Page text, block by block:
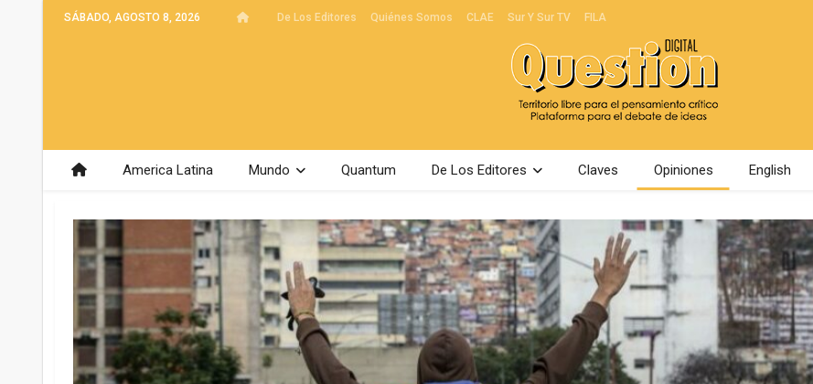
SÁBADO, AGOSTO 8, 2026 De Los Editores Quiénes Somos CLAE Sur Y Sur TV FILA
America Latina Mundo Quantum De Los Editores Claves Opiniones English